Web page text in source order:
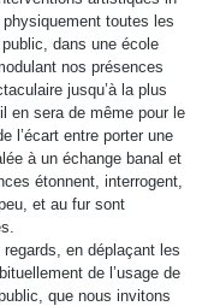
toutes les
dans une école
nos présences
jusqu’à la plus
en sera de même pour le
l’écart entre porter une
à un échange banal et
étonnent, interrogent,
et au fur sont
en déplaçant les
de l’usage de
que nous invitons